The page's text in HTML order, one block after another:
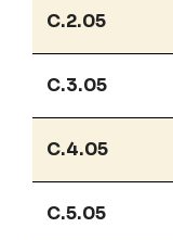
C.2.05
C.3.05
C.4.05
C.5.05